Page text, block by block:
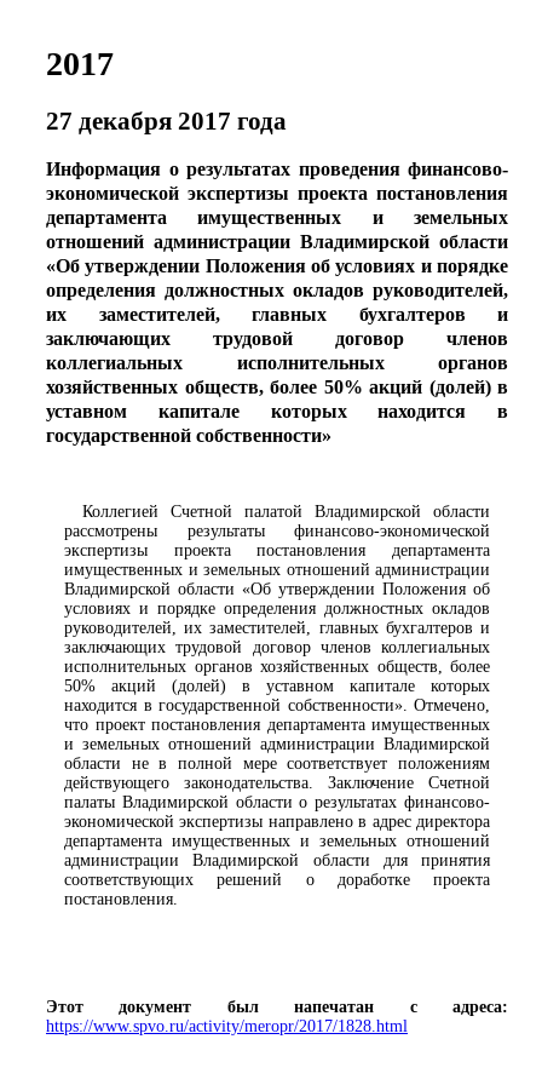
2017
27 декабря 2017 года
Информация о результатах проведения финансово-
экономической экспертизы проекта постановления
департамента имущественных и земельных
отношений администрации Владимирской области
«Об утверждении Положения об условиях и порядке
определения должностных окладов руководителей,
их заместителей, главных бухгалтеров и
заключающих трудовой договор членов
коллегиальных исполнительных органов
хозяйственных обществ, более 50% акций (долей) в
уставном капитале которых находится в
государственной собственности»
Коллегией Счетной палатой Владимирской области
рассмотрены результаты финансово-экономической
экспертизы проекта постановления департамента
имущественных и земельных отношений администрации
Владимирской области «Об утверждении Положения об
условиях и порядке определения должностных окладов
руководителей, их заместителей, главных бухгалтеров и
заключающих трудовой договор членов коллегиальных
исполнительных органов хозяйственных обществ, более
50% акций (долей) в уставном капитале которых
находится в государственной собственности». Отмечено,
что проект постановления департамента имущественных
и земельных отношений администрации Владимирской
области не в полной мере соответствует положениям
действующего законодательства. Заключение Счетной
палаты Владимирской области о результатах финансово-
экономической экспертизы направлено в адрес директора
департамента имущественных и земельных отношений
администрации Владимирской области для принятия
соответствующих решений о доработке проекта
постановления.
Этот документ был напечатан с адреса:
https://www.spvo.ru/activity/meropr/2017/1828.html